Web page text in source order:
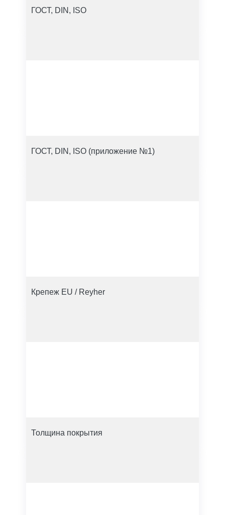
ГОСТ, DIN, ISO
ГОСТ, DIN, ISO (приложение №1)
Крепеж EU / Reyher
Толщина покрытия